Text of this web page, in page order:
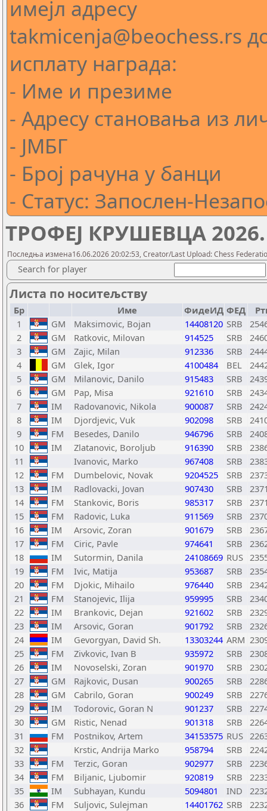
имејл адресу
takmicenja@beochess.rs
исплату награда:
- Име и презиме
- Адресу становања из
- ЈМБГ
- Број рачуна у банци
- Статус: Запослен-
ТРОФЕЈ КРУШЕВЦА 2026.
Последња измена16.06.2026 20:02:53, Creator/Last Upload: Chess
Search for player
Листа по носитељству
Бр Име ФидеИД ФЕД
1
GM Maksimovic, Bojan 14408120 SRB
2
GM Ratkovic, Milovan 914525 SRB
3
GM Zajic, Milan 912336 SRB
4
GM Glek, Igor 4100484 BEL
5
GM Milanovic, Danilo 915483 SRB
6
GM Pap, Misa 921610 SRB
7
IM Radovanovic, Nikola 900087 SRB
8
IM Djordjevic, Vuk 902098 SRB
9
FM Besedes, Danilo 946796 SRB
10
IM Zlatanovic, Boroljub 916390 SRB
11
Ivanovic, Marko 967408 SRB
12
FM Dumbelovic, Novak 9204525 SRB
13
IM Radlovacki, Jovan 907430 SRB
14
FM Stankovic, Boris 985317 SRB
15
FM Radovic, Luka 911569 SRB
16
IM Arsovic, Zoran 901679 SRB
17
FM Ciric, Pavle 974641 SRB
18
IM Sutormin, Danila 24108669 RUS
19
FM Ivic, Matija 953687 SRB
20
FM Djokic, Mihailo 976440 SRB
21
FM Stanojevic, Ilija 959995 SRB
22
IM Brankovic, Dejan 921602 SRB
23
IM Arsovic, Goran 901792 SRB
24
IM Gevorgyan, David Sh. 13303244 ARM
25
FM Zivkovic, Ivan B 935972 SRB
26
IM Novoselski, Zoran 901970 SRB
27
GM Rajkovic, Dusan 900265 SRB
28
GM Cabrilo, Goran 900249 SRB
29
IM Todorovic, Goran N 901237 SRB
30
GM Ristic, Nenad 901318 SRB
31
FM Postnikov, Artem 34153575 RUS
32
Krstic, Andrija Marko 958794 SRB
33
FM Terzic, Goran 902977 SRB
34
FM Biljanic, Ljubomir 920819 SRB
35
IM Subhayan, Kundu 5094801 IND
36
FM Suljovic, Sulejman 14401762 SRB